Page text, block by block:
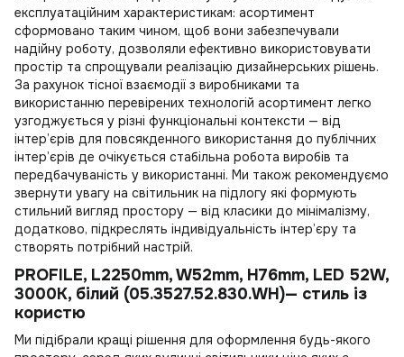
експлуатаційним характеристикам: асортимент
сформовано таким чином, щоб вони забезпечували
надійну роботу, дозволяли ефективно використовувати
простір та спрощували реалізацію дизайнерських рішень.
За рахунок тісної взаємодії з виробниками та
використанню перевірених технологій асортимент легко
узгоджується у різні функціональні контексти — від
інтер’єрів для повсякденного використання до публічних
інтер’єрів де очікується стабільна робота виробів та
передбачуваність у використанні. Ми також рекомендуємо
звернути увагу на світильник на підлогу які формують
стильний вигляд простору — від класики до мінімалізму,
додатково, підкреслять індивідуальність інтер’єру та
створять потрібний настрій.
PROFILE, L2250mm, W52mm, H76mm, LED 52W,
3000К, білий (05.3527.52.830.WH)— стиль із
користю
Ми підібрали кращі рішення для оформлення будь-якого